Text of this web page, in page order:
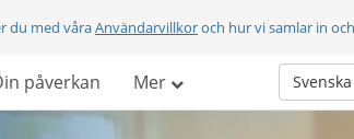
du med våraAnvändarvillkoroch hur vi samlar in
påverkan Mer Svenska